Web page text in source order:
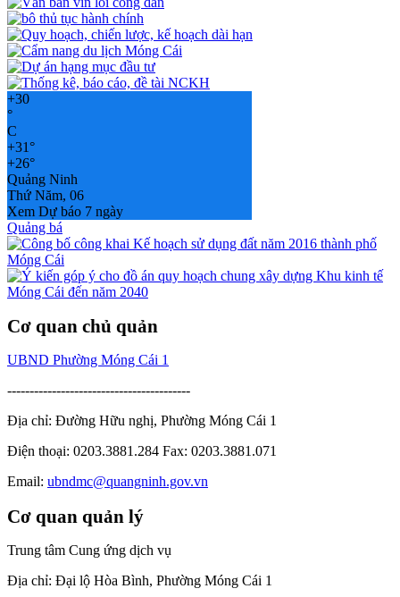
+30
°
C
+31°
+26°
Quảng Ninh
Thứ Năm, 06
Xem Dự báo 7 ngày
Quảng bá
Cơ quan chủ quản
UBND Phường Móng Cái 1
-----------------------------------------
Địa chỉ: Đường Hữu nghị, Phường Móng Cái 1
Điện thoại: 0203.3881.284 Fax: 0203.3881.071
Email: ubndmc@quangninh.gov.vn
Cơ quan quản lý
Trung tâm Cung ứng dịch vụ
Địa chỉ: Đại lộ Hòa Bình, Phường Móng Cái 1